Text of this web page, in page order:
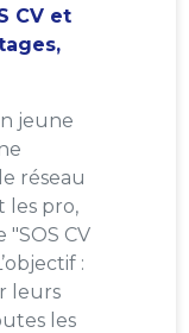
CV et
jeune
réseau
les pro,
CV
:
leurs
les